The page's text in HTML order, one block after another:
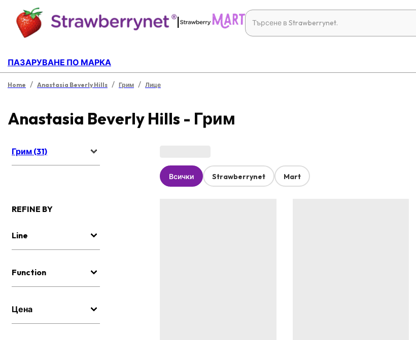
|
ПАЗАРУВАНЕ ПО МАРКА
Home / Anastasia Beverly Hills / Грим / Лице
Anastasia Beverly Hills - Грим
Грим (31)
REFINE BY
Line
Function
Цена
Всички Strawberrynet Mart